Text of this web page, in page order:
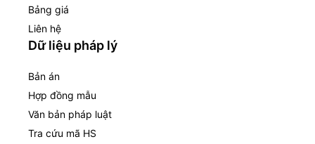
Bảng giá
Liên hệ
Dữ liệu pháp lý
Bản án
Hợp đồng mẫu
Văn bản pháp luật
Tra cứu mã HS